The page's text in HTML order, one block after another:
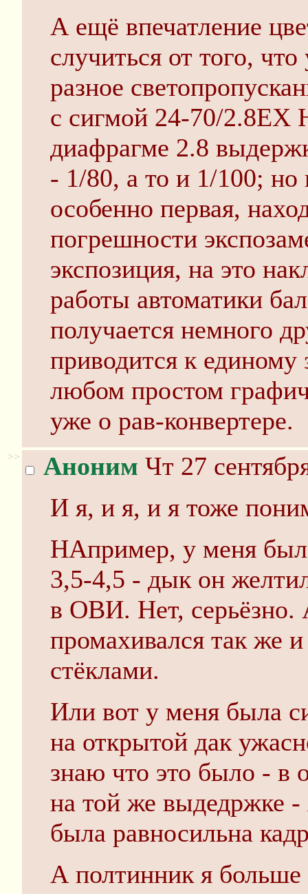
А ещё впечатление
случиться от того,
разное
с сигмой 24-70/2.8EX
диафрагме 2.8
- 1/80, а то и 1/100; но
особенно первая,
погрешности
экспозиция, на это
работы автоматики
получается немного
приводится к
любом простом
уже о рав-конвертере.
>> Аноним Чт 27
И я, и я, и я тоже
НАпример, у меня был
3,5-4,5 - дык он
в ОВИ. Нет, серьёзно.
промахивался так же
стёклами.
Или вот у меня была
на открытой дак
знаю что это было - в
на той же выдедржке -
была равносильна
А полтинник я